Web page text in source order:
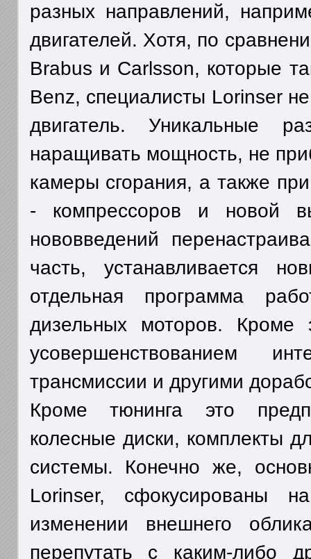
разных направлений,
двигателей. Хотя, по
Brabus и Carlsson, которые
Benz, специалисты Lorinser
двигатель. Уникальные
наращивать мощность, не
камеры сгорания, а также
- компрессоров и новой
нововведений
часть, устанавливается
отдельная программа
дизельных моторов. Кроме
усовершенствованием
трансмиссии и другими
Кроме тюнинга это
колесные диски, комплекты
системы. Конечно же,
Lorinser, сфокусированы
изменении внешнего
перепутать с каким-либо